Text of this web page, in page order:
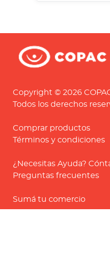
Copyright © 2026
Todos los derechos
Comprar productos
Términos y condiciones
¿Necesitas Ayuda?
Preguntas frecuentes
Sumá tu comercio